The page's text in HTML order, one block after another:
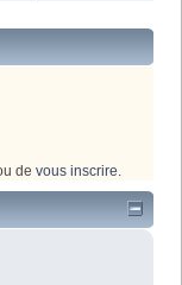
de vous inscrire.